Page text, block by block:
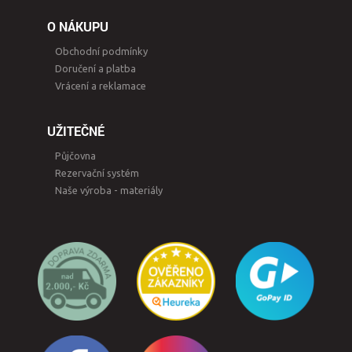
O NÁKUPU
Obchodní podmínky
Doručení a platba
Vrácení a reklamace
UŽITEČNÉ
Půjčovna
Rezervační systém
Naše výroba - materiály